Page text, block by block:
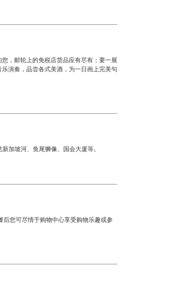
，邮轮上的免税店货品应有尽有；要一展
演奏，品尝各式美酒，为一日画上完美句
加坡河、鱼尾狮像、国会大厦等。
您可尽情于购物中心享受购物乐趣或参